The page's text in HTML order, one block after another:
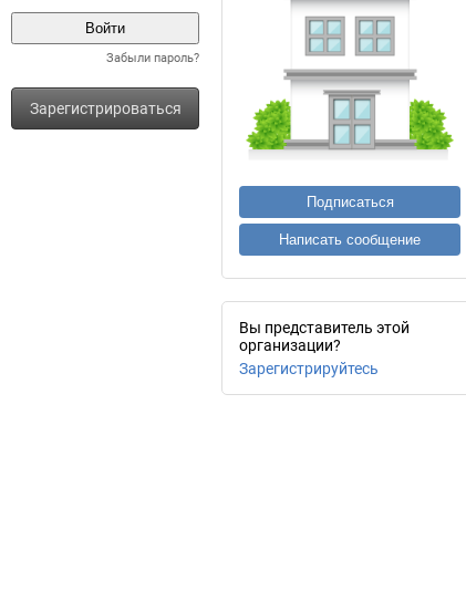
Забыли пароль?
Зарегистрироваться
Подписаться
Написать сообщение
Вы представитель этой
организации?
Зарегистрируйтесь